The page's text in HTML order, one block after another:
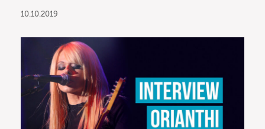
10.10.2019